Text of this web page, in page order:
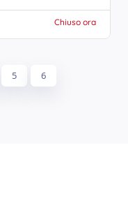
Chiuso ora
5 6